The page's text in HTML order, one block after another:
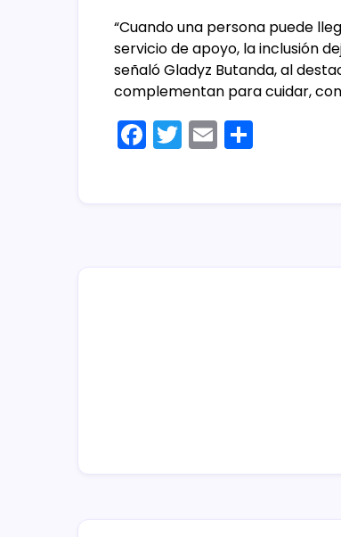
“Cuando una persona puede
servicio de apoyo, la inclusión
señaló Gladyz Butanda, al
complementan para cuidar,
F T E